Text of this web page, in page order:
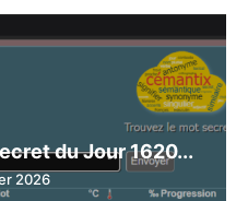
du Jour 1620...
2026